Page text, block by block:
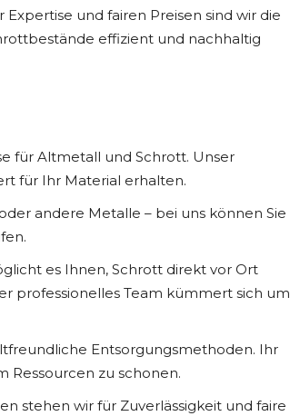
und fairen Preisen sind wir die
effizient und nachhaltig
für Altmetall und Schrott. Unser
für Ihr Material erhalten.
andere Metalle – bei uns können Sie
es Ihnen, Schrott direkt vor Ort
professionelles Team kümmert sich um
Entsorgungsmethoden. Ihr
Ressourcen zu schonen.
stehen wir für Zuverlässigkeit und faire